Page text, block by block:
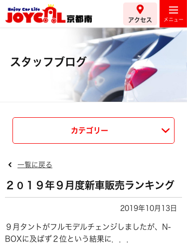
アクセス
スタッフブログ
カテゴリー
一覧に戻る
２０１９年９月度新車販売ランキング
2019年10月13日
９月タントがフルモデルチェンジしましたが、N-
BOXに及ばず２位という結果に．．．